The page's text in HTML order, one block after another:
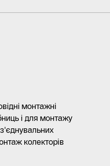
монтажні
і для монтажу
з'єднувальних
колекторів